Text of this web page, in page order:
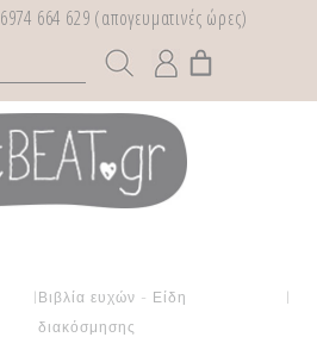
6974 664 629 (απογευματινές ώρες)
Βιβλία ευχών - Είδη
διακόσμησης